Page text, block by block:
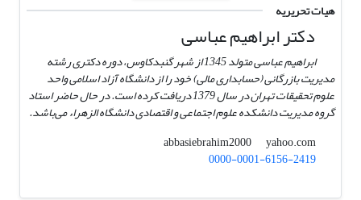
هیات تحریریه
دکتر ابراهیم عباسی
ابراهیم عباسی متولد 1345 از شهر گنبدکاوس، دوره دکتری رشته
مدیریت بازرگانی (حسابداری مالی) خود را از دانشگاه آزاد اسلامی واحد
علوم تحقیقات تهران در سال 1379 دریافت کرده است. در حال حاضر استاد
گروه مدیریت دانشکده علوم اجتماعی و اقتصادی دانشگاه الزهراء می‌باشد.
abbasiebrahim2000
yahoo.com
0000-0001-6156-2419